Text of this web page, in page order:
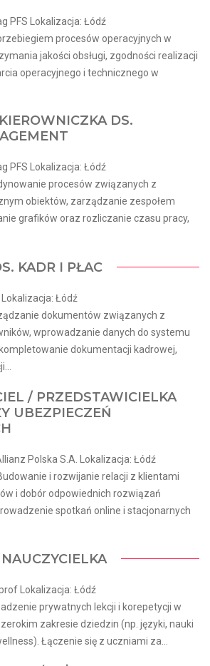
PFS Lokalizacja: Łódź
procesów operacyjnych w
jakości obsługi, zgodności realizacji
operacyjnego i technicznego w
DS.
PFS Lokalizacja: Łódź
procesów związanych z
obiektów, zarządzanie zespołem
grafików oraz rozliczanie czasu pracy,
KADR I PŁAC
Łódź
dokumentów związanych z
wprowadzanie danych do systemu
dokumentacji kadrowej,
/ PRZEDSTAWICIELKA
UBEZPIECZEŃ
Polska S.A. Lokalizacja: Łódź
i rozwijanie relacji z klientami
i dobór odpowiednich rozwiązań
spotkań online i stacjonarnych
Lokalizacja: Łódź
prywatnych lekcji i korepetycji w
zakresie dziedzin (np. języki, nauki
Łączenie się z uczniami za...